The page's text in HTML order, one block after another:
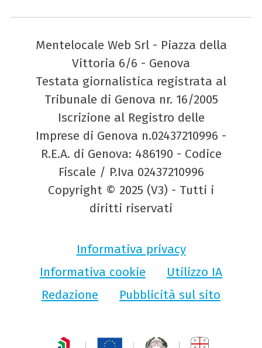
Mentelocale Web Srl - Piazza della
Vittoria 6/6 - Genova
Testata giornalistica registrata al
Tribunale di Genova nr. 16/2005
Iscrizione al Registro delle
Imprese di Genova n.02437210996 -
R.E.A. di Genova: 486190 - Codice
Fiscale / P.Iva 02437210996
Copyright © 2025 (V3) - Tutti i
diritti riservati
Informativa privacy
Informativa cookie
Utilizzo IA
Redazione
Pubblicità sul sito